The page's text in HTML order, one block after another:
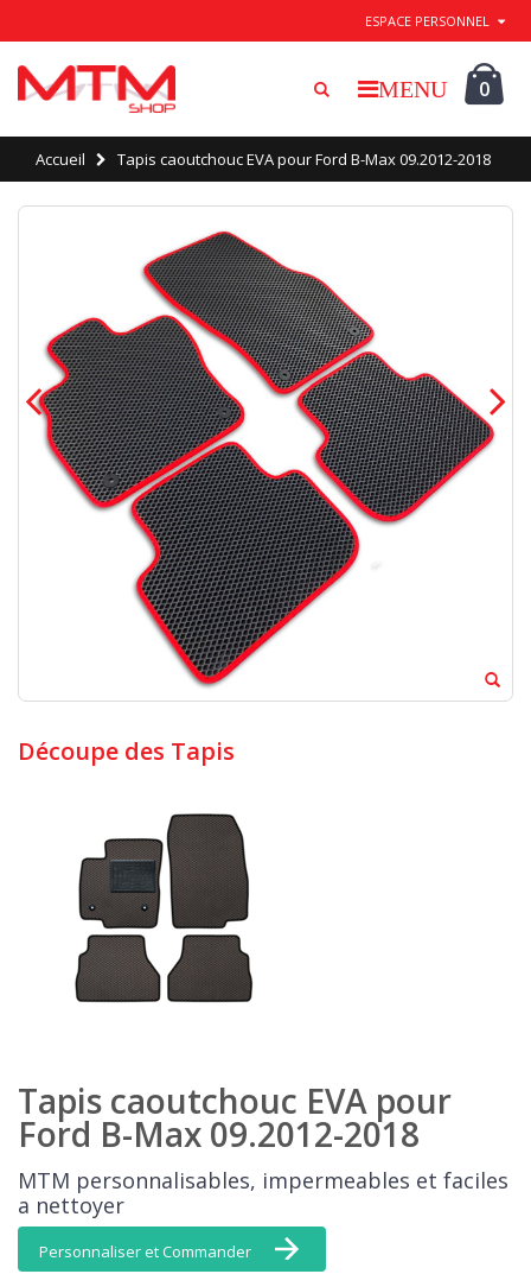
ESPACE PERSONNEL
0
Accueil Tapis caoutchouc EVA pour Ford B-Max 09.2012-2018
Découpe des Tapis
Tapis caoutchouc EVA pour
Ford B-Max 09.2012-2018
MTM personnalisables, impermeables et faciles
a nettoyer
Personnaliser et Commander